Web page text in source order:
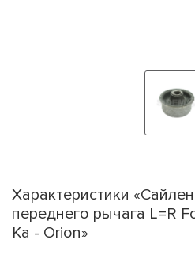
Характеристики
переднего рычага L=R
Ka - Orion»